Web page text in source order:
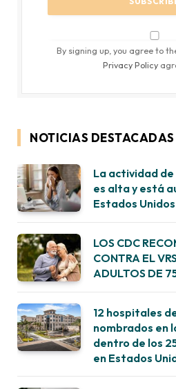
By signing up, you agree to
Privacy Policy
NOTICIAS DESTACADAS
La actividad
es alta y está
Estados Unidos
LOS CDC
CONTRA EL
ADULTOS DE
12 hospitales
nombrados en
dentro de los
en Estados